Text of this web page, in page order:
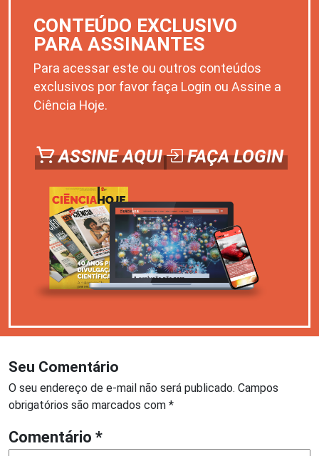
CONTEÚDO EXCLUSIVO
PARA ASSINANTES
Para acessar este ou outros conteúdos
exclusivos por favor faça Login ou Assine a
Ciência Hoje.
ASSINE AQUI FAÇA LOGIN
Seu Comentário
O seu endereço de e-mail não será publicado. Campos
obrigatórios são marcados com *
Comentário *